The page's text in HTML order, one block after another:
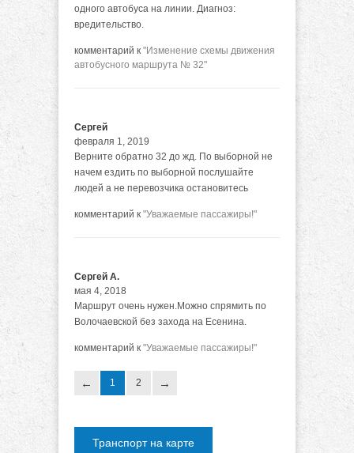
одного автобуса на линии. Диагноз:
вредительство.
комментарий к "Изменение схемы движения
автобусного маршрута № 32"
Сергей
февраля 1, 2019
Верните обратно 32 до жд. По выборной не
начем ездить по выборной послушайте
людей а не перевозчика остановитесь
комментарий к "Уважаемые пассажиры!"
Сергей А.
мая 4, 2018
Маршрут очень нужен.Можно спрямить по
Волочаевской без захода на Есенина.
комментарий к "Уважаемые пассажиры!"
1 2
Транспорт на карте